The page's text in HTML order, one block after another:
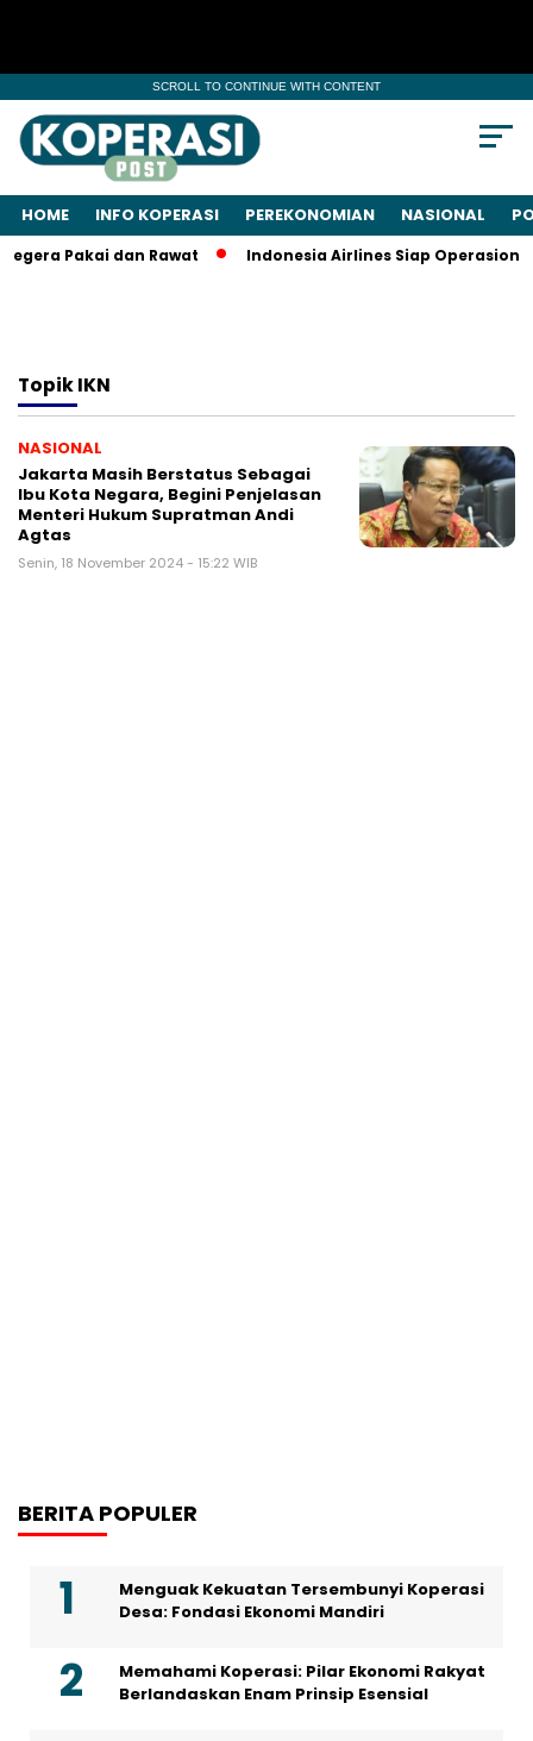
SCROLL TO CONTINUE WITH CONTENT
HOME INFO KOPERASI PEREKONOMIAN NASIONAL
Pakai dan Rawat Indonesia Airlines Siap
TopikIKN
NASIONAL
Jakarta Masih Berstatus Sebagai
Ibu Kota Negara, Begini Penjelasan
Menteri Hukum Supratman Andi
Agtas
Senin, 18 November 2024 - 15:22 WIB
BERITA POPULER
Menguak Kekuatan Tersembunyi Koperasi
Desa: Fondasi Ekonomi Mandiri
Memahami Koperasi: Pilar Ekonomi Rakyat
Berlandaskan Enam Prinsip Esensial